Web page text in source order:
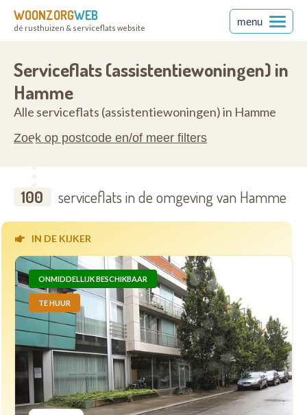
WOONZORGWEB
dé rusthuizen & serviceflats website
menu
Serviceflats (assistentiewoningen) in
Hamme
Alle serviceflats (assistentiewoningen) in Hamme
Zoek op postcode en/of meer filters
100 serviceflats in de omgeving van Hamme
IN DE KIJKER
ONMIDDELLIJK BESCHIKBAAR
TE HUUR